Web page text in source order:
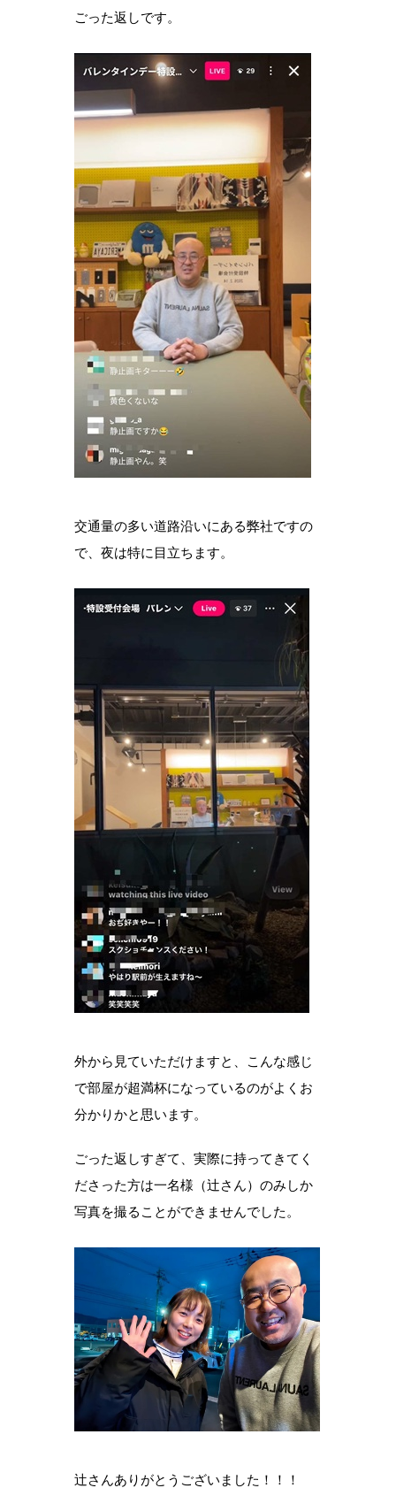
ごった返しです。
交通量の多い道路沿いにある弊社ですの
で、夜は特に目立ちます。
外から見ていただけますと、こんな感じ
で部屋が超満杯になっているのがよくお
分かりかと思います。
ごった返しすぎて、実際に持ってきてく
ださった方は一名様（辻さん）のみしか
写真を撮ることができませんでした。
辻さんありがとうございました！！！